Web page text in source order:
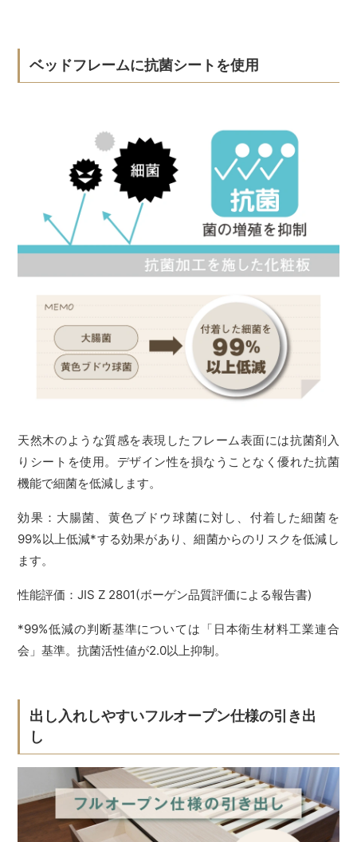
ベッドフレームに抗菌シートを使用
天然木のような質感を表現したフレーム表面には抗菌剤入
りシートを使用。デザイン性を損なうことなく優れた抗菌
機能で細菌を低減します。
効果：大腸菌、黄色ブドウ球菌に対し、付着した細菌を
99%以上低減*する効果があり、細菌からのリスクを低減し
ます。
性能評価：JIS Z 2801(ボーゲン品質評価による報告書)
*99%低減の判断基準については「日本衛生材料工業連合
会」基準。抗菌活性値が2.0以上抑制。
出し入れしやすいフルオープン仕様の引き出
し